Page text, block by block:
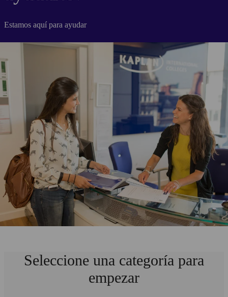
Estamos aquí para ayudar
Seleccione una categoría para
empezar